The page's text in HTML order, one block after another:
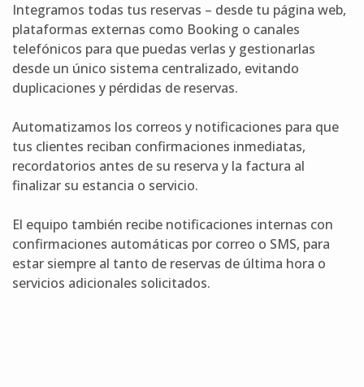
Integramos todas tus reservas – desde tu página web,
plataformas externas como Booking o canales
telefónicos para que puedas verlas y gestionarlas
desde un único sistema centralizado, evitando
duplicaciones y pérdidas de reservas.
Automatizamos los correos y notificaciones para que
tus clientes reciban confirmaciones inmediatas,
recordatorios antes de su reserva y la factura al
finalizar su estancia o servicio.
El equipo también recibe notificaciones internas con
confirmaciones automáticas por correo o SMS, para
estar siempre al tanto de reservas de última hora o
servicios adicionales solicitados.